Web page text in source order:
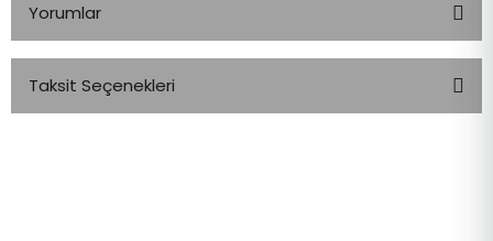
Yorumlar
Taksit Seçenekleri